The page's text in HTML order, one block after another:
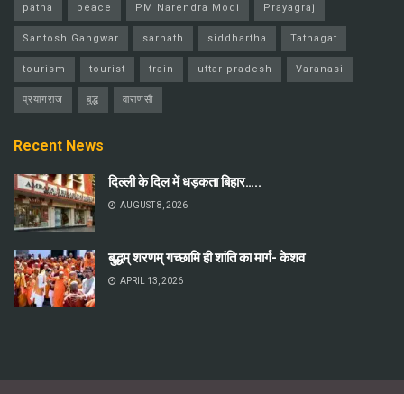
patna peace PM Narendra Modi Prayagraj
Santosh Gangwar sarnath siddhartha Tathagat
tourism tourist train uttar pradesh Varanasi
प्रयागराज बुद्ध वाराणसी
Recent News
दिल्ली के दिल में धड़कता बिहार…..
AUGUST 8, 2026
बुद्धम् शरणम् गच्छामि ही शांति का मार्ग- केशव
APRIL 13, 2026